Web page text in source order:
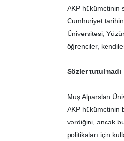
AKP hükümetinin
Cumhuriyet
Üniversitesi,
öğrenciler,
Sözler tutulmadı
Muş Alparslan
AKP hükümetinin
verdiğini, ancak
politikaları için